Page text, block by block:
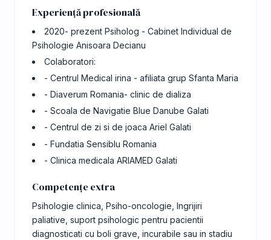
Experiență profesională
2020- prezent Psiholog - Cabinet Individual de
Psihologie Anisoara Decianu
Colaboratori:
- Centrul Medical irina - afiliata grup Sfanta Maria
- Diaverum Romania- clinic de dializa
- Scoala de Navigatie Blue Danube Galati
- Centrul de zi si de joaca Ariel Galati
- Fundatia Sensiblu Romania
- Clinica medicala ARIAMED Galati
Competențe extra
Psihologie clinica, Psiho-oncologie, Ingrijiri
paliative, suport psihologic pentru pacientii
diagnosticati cu boli grave, incurabile sau in stadiu